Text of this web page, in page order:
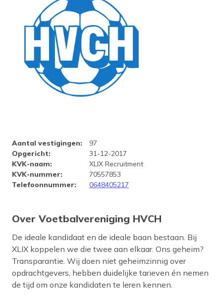
Bedrijfsprofiel
Aantal vestigingen:
97
Opgericht:
31-12-2017
KVK-naam:
XLIX Recruitment
KVK-nummer:
70557853
Telefoonnummer: 0648405217
Over Voetbalvereniging HVCH
De ideale kandidaat en de ideale baan bestaan. Bij
XLIX koppelen we die twee aan elkaar. Ons geheim?
Transparantie. Wij doen niet geheimzinnig over
opdrachtgevers, hebben duidelijke tarieven én nemen
de tijd om onze kandidaten te leren kennen.